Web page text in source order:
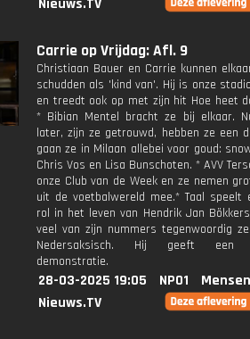
Nieuws.TV
Carrie op Vrijdag: Afl. 9
Christiaan Bauer en Carrie kunnen
schudden als 'kind van'. Hij is onze
en treedt ook op met zijn hit Hoe heet
* Bibian Mentel bracht ze bij elkaar.
later, zijn ze getrouwd, hebben ze een
gaan ze in Milaan allebei voor goud:
Chris Vos en Lisa Bunschoten. * AVV
onze Club van de Week en ze nemen
uit de voetbalwereld mee.* Taal speelt
rol in het leven van Hendrik Jan
veel van zijn nummers tegenwoordig
Nedersaksisch. Hij geeft een
demonstratie.
28-03-2025 19:05 NPO1
Nieuws.TV